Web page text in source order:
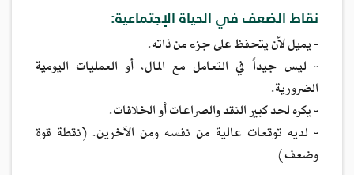
نقاط الضعف في الحياة الإجتماعية:
- يميل لأن يتحفظ على جزء من ذاته.
- ليس جيداً في التعامل مع المال، أو العمليات اليومية
الضرورية.
- يكره لحد كبير النقد والصراعات أو الخلافات.
- لديه توقعات عالية من نفسه ومن الآخرين. (نقطة قوة
وضعف)